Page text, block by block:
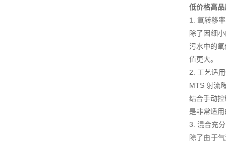
低价格高
1. 氧转移率
除了因细
污水中的
值更大。
2. 工艺适
MTS 射流
结合手动
是非常适用
3. 混合充分
除了由于